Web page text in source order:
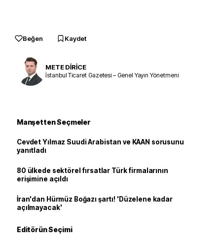
Beğen Kaydet
METE DİRİCE
İstanbul Ticaret Gazetesi – Genel Yayın Yönetmeni
Manşetten Seçmeler
Cevdet Yılmaz Suudi Arabistan ve KAAN sorusunu
yanıtladı
80 ülkede sektörel fırsatlar Türk firmalarının
erişimine açıldı
İran'dan Hürmüz Boğazı şartı! 'Düzelene kadar
açılmayacak'
Editörün Seçimi